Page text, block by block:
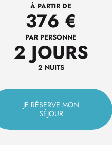
À PARTIR DE
376 €
PAR PERSONNE
2 JOURS
2 NUITS
JE RÉSERVE MON
SÉJOUR